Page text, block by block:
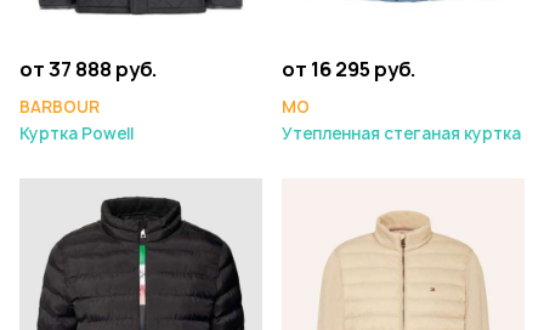
от 37 888 руб.
BARBOUR
Куртка Powell
от 16 295 руб.
MO
Утепленная стеганая куртка